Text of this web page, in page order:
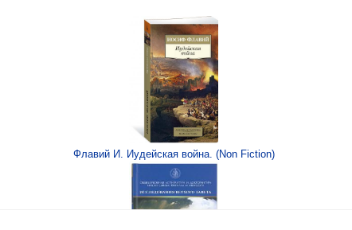
Флавий И. Иудейская война. (Non Fiction)